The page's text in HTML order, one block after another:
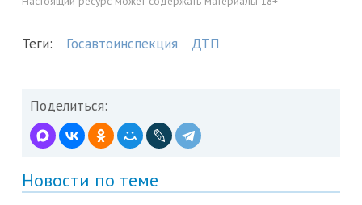
Теги: Госавтоинспекция ДТП
Поделиться:
Новости по теме